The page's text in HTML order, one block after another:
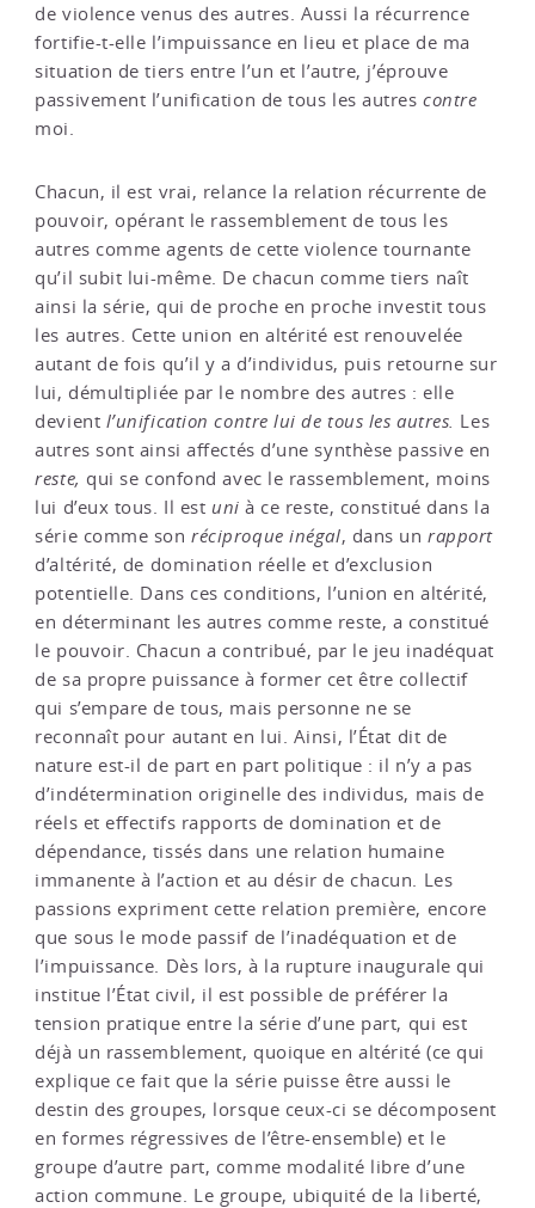
de violence venus des autres. Aussi la récurrence
fortifie-t-elle l’impuissance en lieu et place de ma
situation de tiers entre l’un et l’autre, j’éprouve
passivement l’unification de tous les autrescontre
moi.
Chacun, il est vrai, relance la relation récurrente de
pouvoir, opérant le rassemblement de tous les
autres comme agents de cette violence tournante
qu’il subit lui-même. De chacun comme tiers naît
ainsi la série, qui de proche en proche investit tous
les autres. Cette union en altérité est renouvelée
autant de fois qu’il y a d’individus, puis retourne sur
lui, démultipliée par le nombre des autres : elle
devient l’unification contre lui de tous les autres. Les
autres sont ainsi affectés d’une synthèse passive en
reste, qui se confond avec le rassemblement, moins
lui d’eux tous. Il est unià ce reste, constitué dans la
série comme sonréciproque inégal, dans un rapport
d’altérité, de domination réelle et d’exclusion
potentielle. Dans ces conditions, l’union en altérité,
en déterminant les autres comme reste, a constitué
le pouvoir. Chacun a contribué, par le jeu inadéquat
de sa propre puissance à former cet être collectif
qui s’empare de tous, mais personne ne se
reconnaît pour autant en lui. Ainsi, l’État dit de
nature est-il de part en part politique : il n’y a pas
d’indétermination originelle des individus, mais de
réels et effectifs rapports de domination et de
dépendance, tissés dans une relation humaine
immanente à l’action et au désir de chacun. Les
passions expriment cette relation première, encore
que sous le mode passif de l’inadéquation et de
l’impuissance. Dès lors, à la rupture inaugurale qui
institue l’État civil, il est possible de préférer la
tension pratique entre la série d’une part, qui est
déjà un rassemblement, quoique en altérité (ce qui
explique ce fait que la série puisse être aussi le
destin des groupes, lorsque ceux-ci se décomposent
en formes régressives de l’être-ensemble) et le
groupe d’autre part, comme modalité libre d’une
action commune. Le groupe, ubiquité de la liberté,